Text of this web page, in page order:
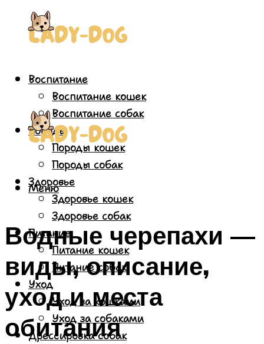
Воспитание
Воспитание кошек
Воспитание собак
Породы
Породы кошек
Породы собак
Здоровье
Здоровье кошек
Здоровье собак
Питание
Питание кошек
Питание собак
Уход
Уход за кошками
Уход за собаками
Дрессировка собак
Меню
Водные черепахи —
виды, описание,
уход и места
обитания